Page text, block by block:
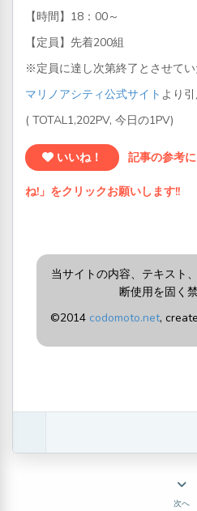
【時間】18：00～
【定員】先着200組
※定員に達し次第終了とさせてい
マリノアシティ公式サイト より
( TOTAL1,202PV, 今日の1PV)
いいね！ 記事の参考
ね!」をクリックお願いします!!
当サイトの内容、テキスト
断使用を固く
©2014 codomoto.net,
次へ